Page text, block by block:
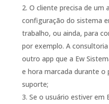
O cliente precisa de um
configuração do sistema
trabalho, ou ainda, para
por exemplo. A
outro app que a Ew
e hora marcada durante o
suporte;
Se o usuário estiver em